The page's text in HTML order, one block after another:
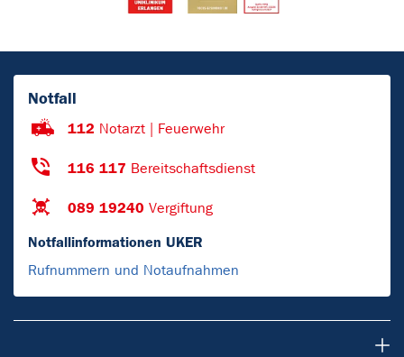
Notfall
112 Notarzt | Feuerwehr
116 117 Bereitschaftsdienst
089 19240 Vergiftung
Notfallinformationen UKER
Rufnummern und Notaufnahmen